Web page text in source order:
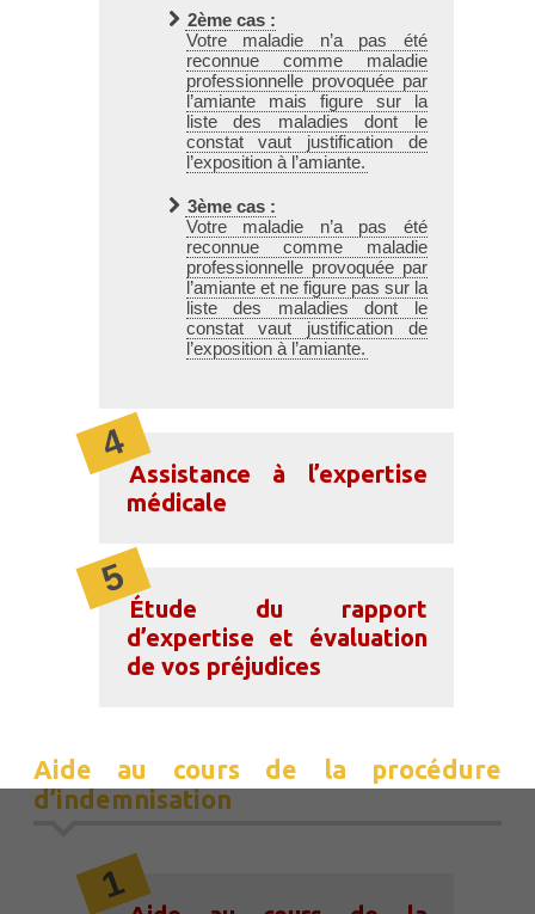
2ème cas :
Votre maladie n’a pas été
reconnue comme maladie
professionnelle provoquée par
l’amiante mais figure sur la
liste des maladies dont le
constat vaut justification de
l’exposition à l’amiante.
3ème cas :
Votre maladie n’a pas été
reconnue comme maladie
professionnelle provoquée par
l’amiante et ne figure pas sur la
liste des maladies dont le
constat vaut justification de
l’exposition à l’amiante.
Assistance à l’expertise
médicale
Étude du rapport
d’expertise et évaluation
de vos préjudices
Aide au cours de la procédure
d’indemnisation